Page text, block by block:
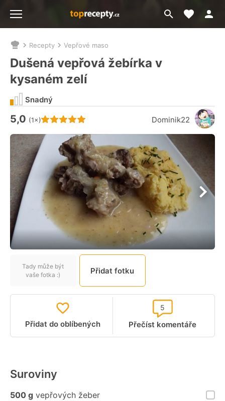
Přejít
na
Moje
Nacházíte
se
zde:
Recepty Vepřové maso
Dušená vepřová žebírka v
kysaném zelí
Hodnocení receptu je
5,0 (1×) Dominik22
Snadný
Tady může být
vaše fotka :)
Přidat fotku
Přidat do oblíbených Přečíst komentáře
5
Suroviny
500 g vepřových žeber